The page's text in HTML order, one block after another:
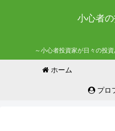
小心者
～小心者投資家が日々の投
ホーム
プロ